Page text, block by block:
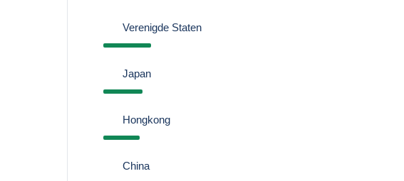
Verenigde Staten
Japan
Hongkong
China